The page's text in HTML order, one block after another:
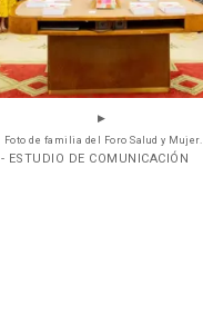
Foto de familia del Foro Salud y Mujer.
- ESTUDIO DE COMUNICACIÓN